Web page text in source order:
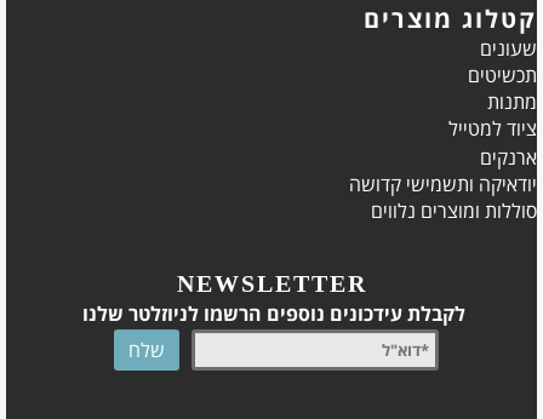
קטלוג מוצרים
שעונים
תכשיטים
מתנות
ציוד למטייל
ארנקים
יודאיקה ותשמישי קדושה
סוללות ומוצרים נלווים
NEWSLETTER
לקבלת עידכונים נוספים הרשמו לניוזלטר שלנו